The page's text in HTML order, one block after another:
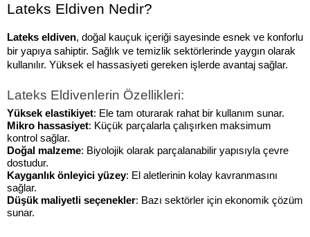
Lateks Eldiven Nedir?
Lateks eldiven, doğal kauçuk içeriği sayesinde esnek ve konforlu
bir yapıya sahiptir. Sağlık ve temizlik sektörlerinde yaygın olarak
kullanılır. Yüksek el hassasiyeti gereken işlerde avantaj sağlar.
Lateks Eldivenlerin Özellikleri:
Yüksek elastikiyet: Ele tam oturarak rahat bir kullanım sunar.
Mikro hassasiyet: Küçük parçalarla çalışırken maksimum
kontrol sağlar.
Doğal malzeme: Biyolojik olarak parçalanabilir yapısıyla çevre
dostudur.
Kayganlık önleyici yüzey: El aletlerinin kolay kavranmasını
sağlar.
Düşük maliyetli seçenekler: Bazı sektörler için ekonomik çözüm
sunar.